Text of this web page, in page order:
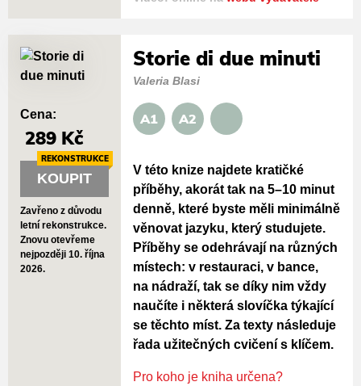
Storie di due minuti
Valeria Blasi
A1 A2
V této knize najdete kratičké
příběhy, akorát tak na 5–10 minut
denně, které byste měli minimálně
věnovat jazyku, který studujete.
Příběhy se odehrávají na různých
místech: v restauraci, v bance,
na nádraží, tak se díky nim vždy
naučíte i některá slovíčka týkající
se těchto míst. Za texty následuje
řada užitečných cvičení s klíčem.
Pro koho je kniha určena?
Cena:
289 Kč
KOUPIT
REKONSTRUKCE
Zavřeno z důvodu
letní rekonstrukce.
Znovu otevřeme
nejpozději 10. října
2026.